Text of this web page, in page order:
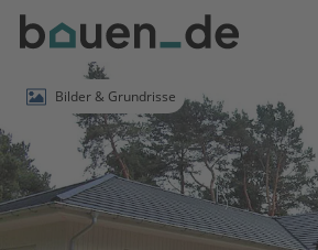
Bauen
Logo
Anmelden
Bilder & Grundrisse